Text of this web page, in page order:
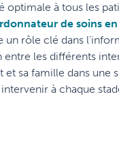
à tous les
de soins
rôle clé dans
les différents
sa famille dans une
à chaque